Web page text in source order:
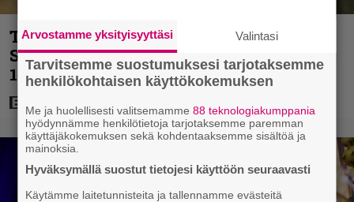
Tänän tv:ssä: Esko Salminen ja Satu
Silvo tekevät hienot pääroolit vuoden
1984 menestyselokuvassa
Arvostamme yksityisyyttäsi Valintasi
Tarvitsemme suostumuksesi tarjotaksemme
henkilökohtaisen käyttökokemuksen
Me ja huolellisesti valitsemamme88 teknologiakumppania
hyödynnämme henkilötietoja tarjotaksemme paremman
käyttäjäkokemuksen sekä kohdentaaksemme sisältöä ja
mainoksia.
Hyväksymällä suostut tietojesi käyttöön seuraavasti
Käytämme laitetunnisteita ja tallennamme evästeitä